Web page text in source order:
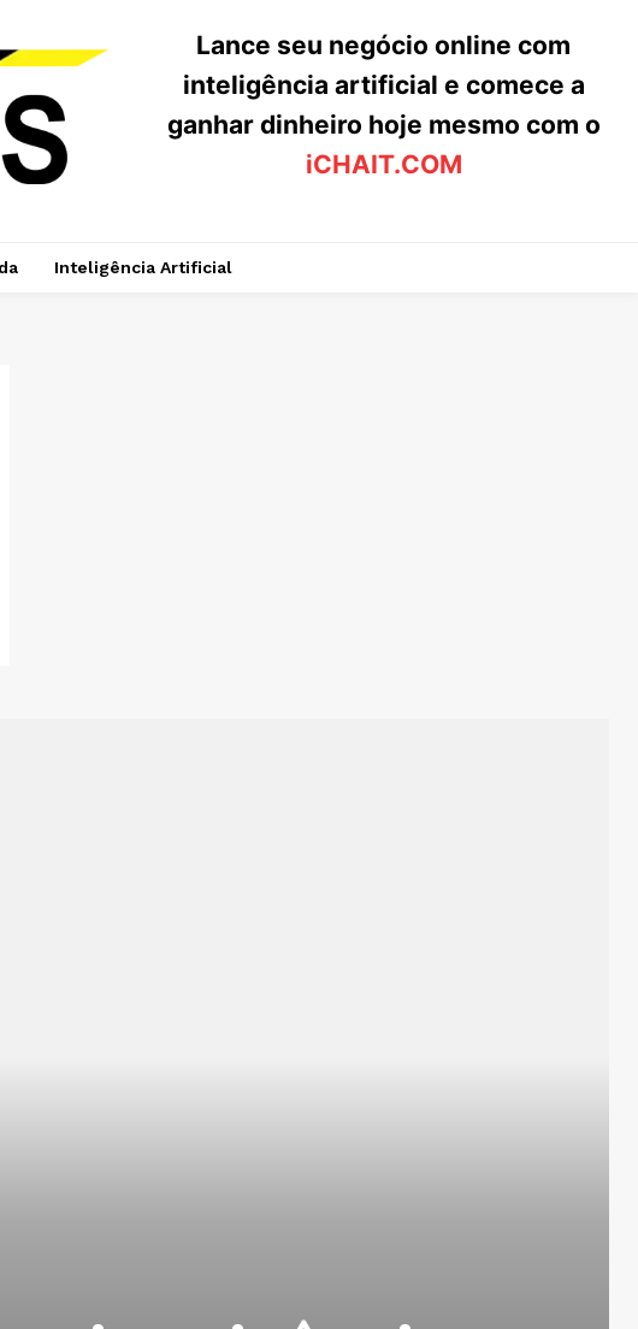
Lance seu negócio online com
inteligência artificial e comece a
ganhar dinheiro hoje mesmo com o
iCHAIT.COM
Inteligência Artificial